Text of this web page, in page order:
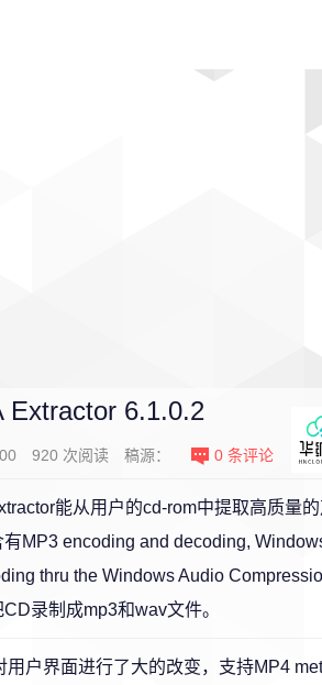
Extractor 6.1.0.2
920 次阅读 稿源： 0 条评论
能从用户的cd-rom中提取高质量
MP3 encoding and decoding,
thru the Windows Audio
录制成mp3和wav文件。
用户界面进行了大的改变，支持MP4